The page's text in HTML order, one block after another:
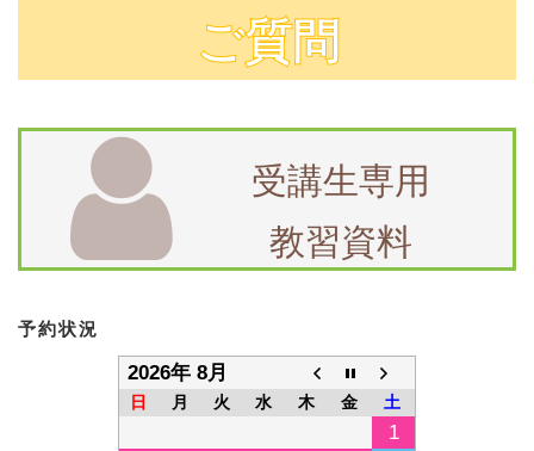
ご質問
受講生専用
教習資料
予約状況
2026年 8月
日 月 火 水 木 金 土
1